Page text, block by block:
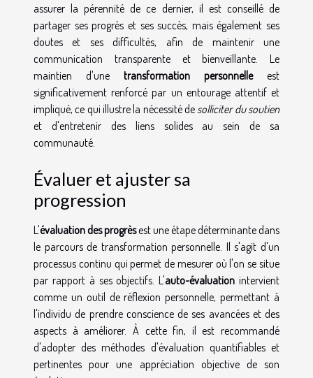
assurer la pérennité de ce dernier, il est conseillé de
partager ses progrès et ses succès, mais également ses
doutes et ses difficultés, afin de maintenir une
communication transparente et bienveillante. Le
maintien d'une transformation personnelleest
significativement renforcé par un entourage attentif et
impliqué, ce qui illustre la nécessité de solliciter du soutien
et d'entretenir des liens solides au sein de sa
communauté.
Évaluer et ajuster sa
progression
L'évaluation des progrèsest une étape déterminante dans
le parcours de transformation personnelle. Il s'agit d'un
processus continu qui permet de mesurer où l'on se situe
par rapport à ses objectifs. L'auto-évaluation intervient
comme un outil de réflexion personnelle, permettant à
l'individu de prendre conscience de ses avancées et des
aspects à améliorer. À cette fin, il est recommandé
d'adopter des méthodes d'évaluation quantifiables et
pertinentes pour une appréciation objective de son